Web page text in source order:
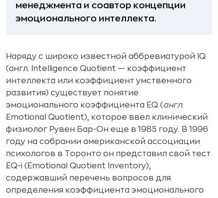
менеджмента и соавтор концепции
эмоционального интеллекта.
Наряду с широко известной аббревиатурой IQ
(англ. Intelligence Quotient — коэффициент
интеллекта или коэффициент умственного
развития) существует понятие
эмоционального коэффициента EQ (англ.
Emotional Quotient), которое ввел клинический
физиолог Рувен Бар-Он еще в 1985 году. В 1996
году на собрании американской ассоциации
психологов в Торонто он представил свой тест
EQ-i (Emotional Quotient Inventory),
содержавший перечень вопросов для
определения коэффициента эмоционального